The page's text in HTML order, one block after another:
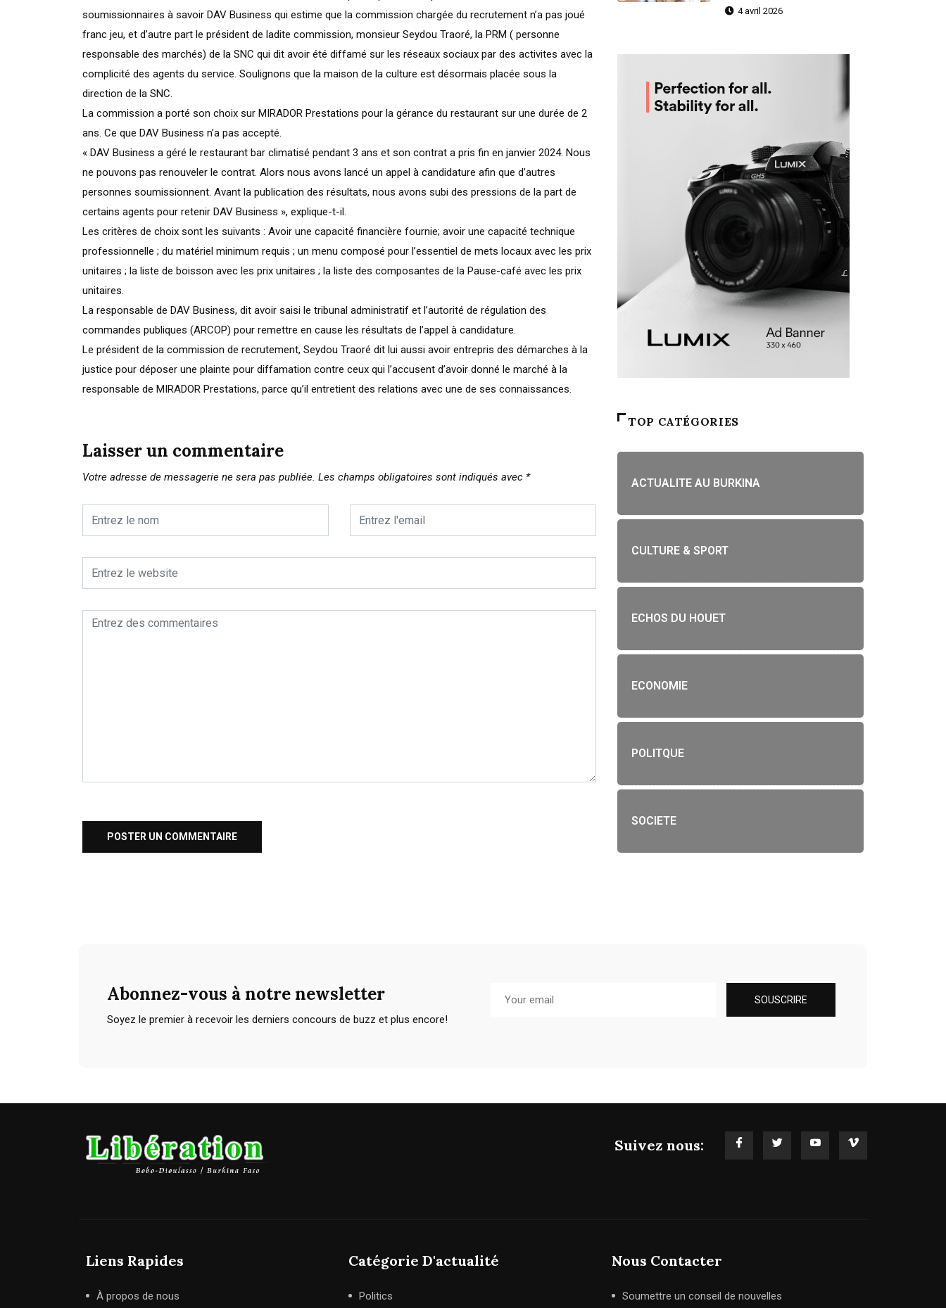
soumissionnaires à savoir DAV Business qui estime que la commission chargée du recrutement n’a pas joué
franc jeu, et d’autre part le président de ladite commission, monsieur Seydou Traoré, la PRM ( personne
responsable des marchés) de la SNC qui dit avoir été diffamé sur les réseaux sociaux par des activites avec la
complicité des agents du service. Soulignons que la maison de la culture est désormais placée sous la
direction de la SNC.
La commission a porté son choix sur MIRADOR Prestations pour la gérance du restaurant sur une durée de 2
ans. Ce que DAV Business n’a pas accepté.
« DAV Business a géré le restaurant bar climatisé pendant 3 ans et son contrat a pris fin en janvier 2024. Nous
ne pouvons pas renouveler le contrat. Alors nous avons lancé un appel à candidature afin que d’autres
personnes soumissionnent. Avant la publication des résultats, nous avons subi des pressions de la part de
certains agents pour retenir DAV Business », explique-t-il.
Les critères de choix sont les suivants : Avoir une capacité financière fournie; avoir une capacité technique
professionnelle ; du matériel minimum requis ; un menu composé pour l’essentiel de mets locaux avec les prix
unitaires ; la liste de boisson avec les prix unitaires ; la liste des composantes de la Pause-café avec les prix
unitaires.
La responsable de DAV Business, dit avoir saisi le tribunal administratif et l’autorité de régulation des
commandes publiques (ARCOP) pour remettre en cause les résultats de l’appel à candidature.
Le président de la commission de recrutement, Seydou Traoré dit lui aussi avoir entrepris des démarches à la
justice pour déposer une plainte pour diffamation contre ceux qui l’accusent d’avoir donné le marché à la
responsable de MIRADOR Prestations, parce qu’il entretient des relations avec une de ses connaissances.
Laisser un commentaire
Votre adresse de messagerie ne sera pas publiée. Les champs obligatoires sont indiqués avec *
4 avril 2026
TOP CATÉGORIES
ACTUALITE AU BURKINA
CULTURE & SPORT
ECHOS DU HOUET
ECONOMIE
POLITQUE
SOCIETE
Abonnez-vous à notre newsletter
Soyez le premier à recevoir les derniers concours de buzz et plus encore!
Suivez nous:
Liens Rapides
À propos de nous
Catégorie D'actualité
Politics
Nous Contacter
Soumettre un conseil de nouvelles